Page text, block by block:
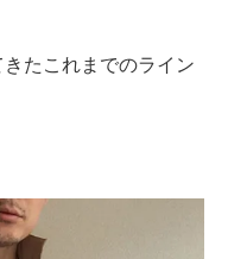
たこれまでのライン